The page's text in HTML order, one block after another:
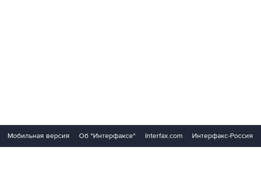
Мобильная версия Об "Интерфаксе" Interfax.com Интерфакс-Россия